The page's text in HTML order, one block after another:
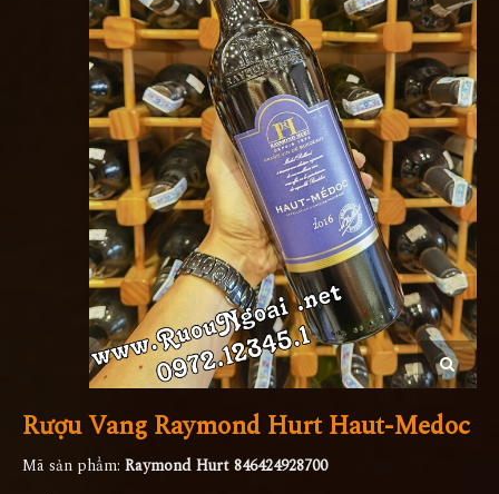
Rượu Vang Raymond Hurt Haut-Medoc
Mã sản phẩm: Raymond Hurt 846424928700